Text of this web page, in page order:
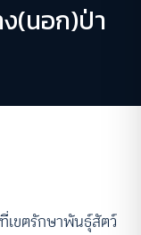
(นอก)ป่า
เขตรักษาพันธุ์สัตว์